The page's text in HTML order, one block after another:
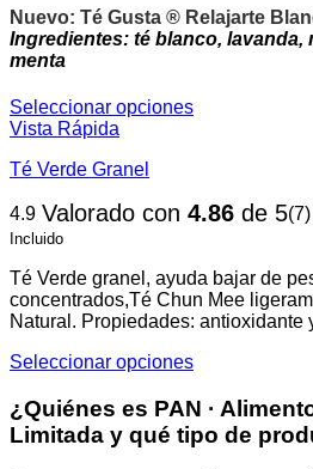
opciones
se
pueden
en
la
de
precios:
desde
$12.500
Nuevo: Té Gusta ® Relajarte
Ingredientes: té blanco, lavanda,
menta
Seleccionar opciones
Este
tiene
variantes.
Las
se
pueden
elegir
la
de
producto
Vista Rápida
Té Verde Granel
4.9 Valorado con 4.86 de 5(7)
Incluido
Té Verde granel, ayuda bajar de
concentrados,Té Chun Mee
Natural. Propiedades: antioxidante
Seleccionar opciones
producto
tiene
múltiples
¿Quiénes es PAN ·
Limitada y qué tipo de